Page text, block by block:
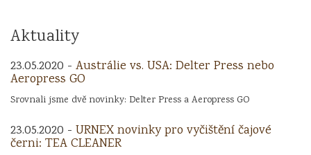
Aktuality
23.05.2020 - Austrálie vs. USA: Delter Press nebo
Aeropress GO
Srovnali jsme dvě novinky: Delter Press a Aeropress GO
23.05.2020 - URNEX novinky pro vyčištění čajové
černi: TEA CLEANER